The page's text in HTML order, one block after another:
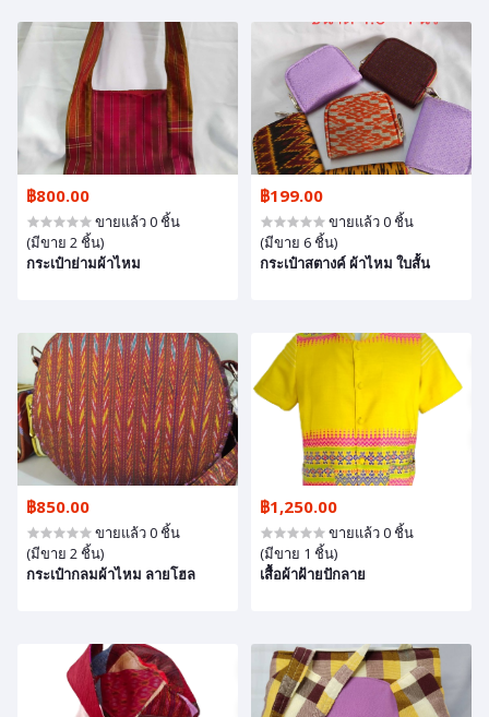
฿800.00
ขายแล้ว 0 ชิ้น
(มีขาย 2 ชิ้น)
กระเป๋าย่ามผ้าไหม
฿199.00
ขายแล้ว 0 ชิ้น
(มีขาย 6 ชิ้น)
กระเป๋าสตางค์ ผ้าไหม ใบสั้น
฿850.00
ขายแล้ว 0 ชิ้น
(มีขาย 2 ชิ้น)
กระเป๋ากลมผ้าไหม ลายโฮล
฿1,250.00
ขายแล้ว 0 ชิ้น
(มีขาย 1 ชิ้น)
เสื้อผ้าฝ้ายปักลาย